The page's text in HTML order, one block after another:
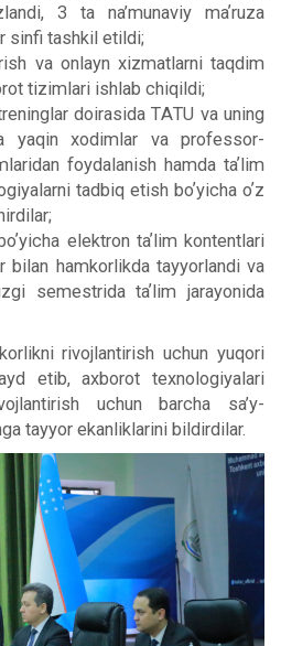
3 ta na’munaviy maʼruza
sinfi tashkil etildi;
va onlayn xizmatlarni taqdim
tizimlari ishlab chiqildi;
doirasida TАTU va uning
yaqin xodimlar va professor-
foydalanish hamda taʼlim
tadbiq etish boʼyicha oʼz
elektron taʼlim kontentlari
bilan hamkorlikda tayyorlandi va
semestrida taʼlim jarayonida
rivojlantirish uchun yuqori
etib, axborot texnologiyalari
uchun barcha sa’y-
tayyor ekanliklarini bildirdilar.